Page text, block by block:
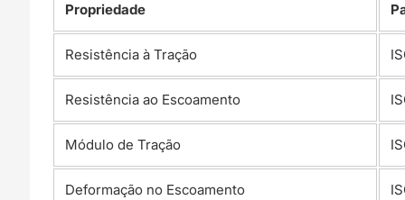
Propriedade
Resistência à Tração
Resistência ao Escoamento
Módulo de Tração
Deformação no Escoamento